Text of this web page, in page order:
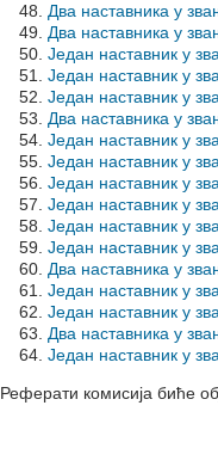
Два наставника у
Два наставника у
Један наставник у
Један наставник у
Један наставник у
Два наставника у
Један наставник у
Један наставник у
Један наставник у
Један наставник у
Један наставник у
Један наставник у
Два наставника у
Један наставник у
Један наставник у
Два наставника у
Један наставник у
Реферати комисија биће